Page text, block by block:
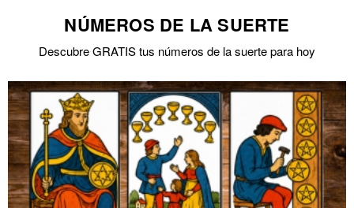
NÚMEROS DE LA SUERTE
Descubre GRATIS tus números de la suerte para hoy